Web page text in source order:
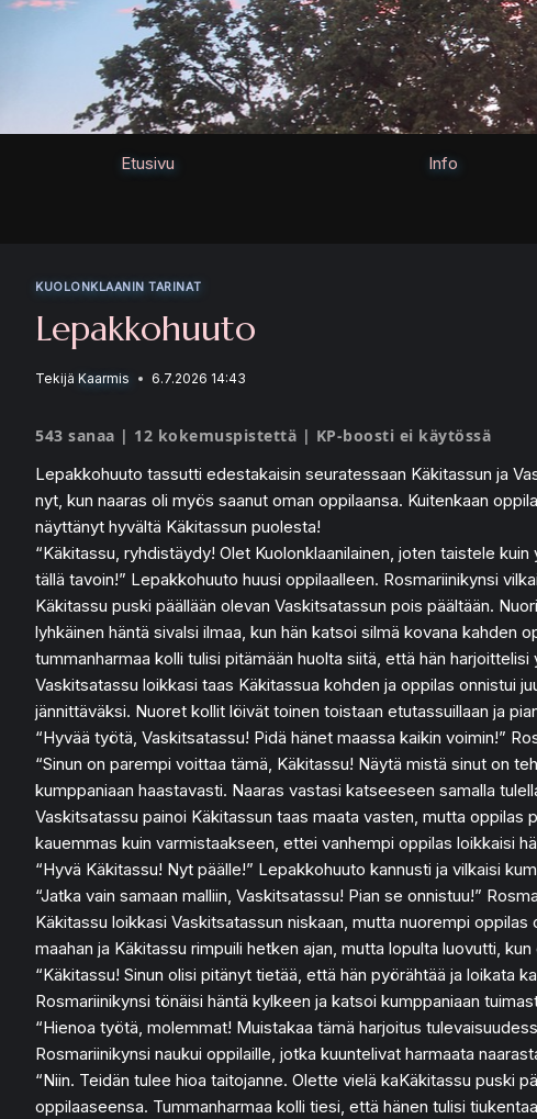
Siirry
Etusivu Info
KUOLONKLAANIN TARINAT
Lepakkohuuto
Tekijä Kaarmis 6.7.2026 14:43
543 sanaa | 12 kokemuspistettä | KP-boosti ei käytössä
Lepakkohuuto tassutti edestakaisin seuratessaan Käkitassun ja
nyt, kun naaras oli myös saanut oman oppilaansa. Kuitenkaan
näyttänyt hyvältä Käkitassun puolesta!
“Käkitassu, ryhdistäydy! Olet Kuolonklaanilainen, joten taistele
tällä tavoin!” Lepakkohuuto huusi oppilaalleen. Rosmariinikynsi
Käkitassu puski päällään olevan Vaskitsatassun pois päältään.
lyhkäinen häntä sivalsi ilmaa, kun hän katsoi silmä kovana kahden
tummanharmaa kolli tulisi pitämään huolta siitä, että hän
Vaskitsatassu loikkasi taas Käkitassua kohden ja oppilas onnistui
jännittäväksi. Nuoret kollit löivät toinen toistaan etutassuillaan ja
“Hyvää työtä, Vaskitsatassu! Pidä hänet maassa kaikin voimin!”
“Sinun on parempi voittaa tämä, Käkitassu! Näytä mistä sinut on
kumppaniaan haastavasti. Naaras vastasi katseeseen samalla
Vaskitsatassu painoi Käkitassun taas maata vasten, mutta
kauemmas kuin varmistaakseen, ettei vanhempi oppilas loikkaisi
“Hyvä Käkitassu! Nyt päälle!” Lepakkohuuto kannusti ja vilkaisi
“Jatka vain samaan malliin, Vaskitsatassu! Pian se onnistuu!”
Käkitassu loikkasi Vaskitsatassun niskaan, mutta nuorempi
maahan ja Käkitassu rimpuili hetken ajan, mutta lopulta luovutti,
“Käkitassu! Sinun olisi pitänyt tietää, että hän pyörähtää ja loikata
Rosmariinikynsi tönäisi häntä kylkeen ja katsoi kumppaniaan
“Hienoa työtä, molemmat! Muistakaa tämä harjoitus
Rosmariinikynsi naukui oppilaille, jotka kuuntelivat harmaata
“Niin. Teidän tulee hioa taitojanne. Olette vielä kaKäkitassu puski
oppilaaseensa. Tummanharmaa kolli tiesi, että hänen tulisi